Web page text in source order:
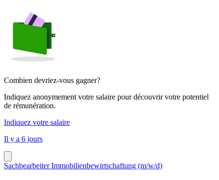
Combien devriez-vous gagner?
Indiquez anonymement votre salaire pour découvrir votre potentiel
de rémunération.
Indiquez votre salaire
Il y a 6 jours
Sachbearbeiter Immobilienbewirtschaftung (m/w/d)